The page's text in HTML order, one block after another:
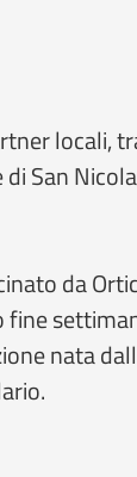
locali,
di San
da
nata